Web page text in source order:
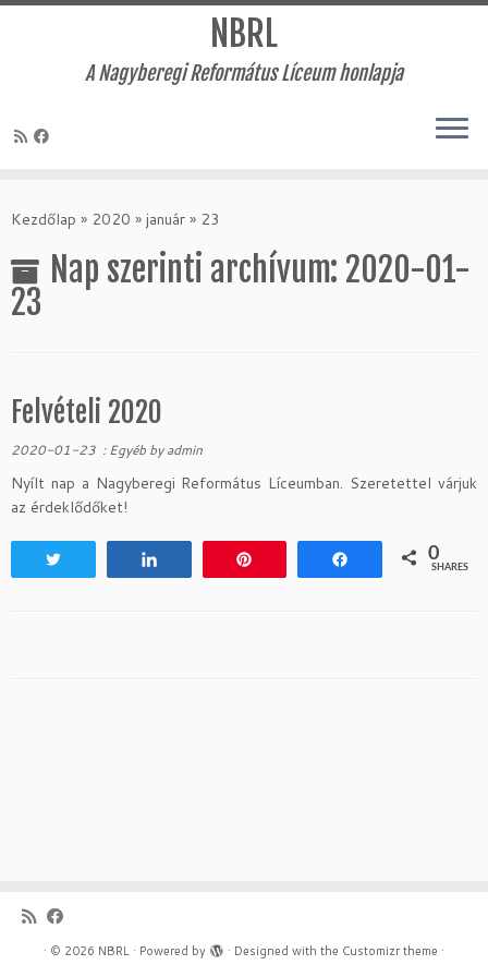
to
NBRL
A Nagyberegi Református Líceum honlapja
Kezdőlap » 2020 » január » 23
Nap szerinti archívum: 2020-01-
23
Felvételi 2020
2020-01-23 :Egyéb byadmin
Nyílt nap a Nagyberegi Református Líceumban. Szeretettel várjuk
az érdeklődőket!
0
SHARES
· © 2026 NBRL · Powered by · Designed with the Customizr theme ·